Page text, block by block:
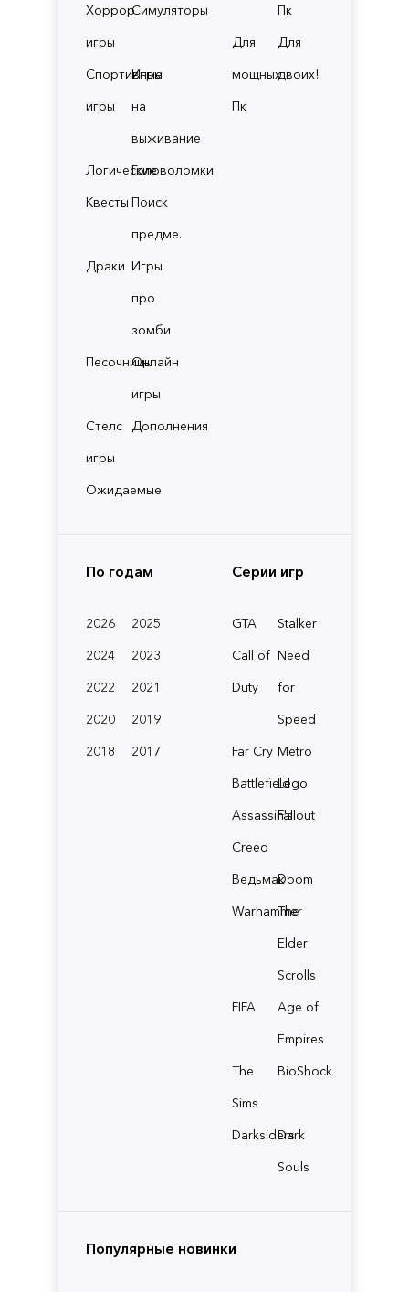
Хоррор
игры
Симуляторы
Спортивные
игры
Игры
на
выживание
ЛогическиеГоловоломки
Квесты Поиск
предме.
Драки Игры
про
зомби
ПесочницыОнлайн
игры
Стелс
игры
Дополнения
Ожидаемые
Пк
Для
мощных
Пк
Для
двоих!
По годам
2026
2025
2024
2023
2022
2021
2020
2019
2018
2017
Серии игр
GTA
Stalker
Call of
Duty
Need
for
Speed
Far Cry Metro
BattlefieldLego
Assassin's
Creed
Fallout
ВедьмакDoom
Warhammer
The
Elder
Scrolls
FIFA
Age of
Empires
The
Sims
BioShock
Darksiders
Dark
Souls
Популярные новинки